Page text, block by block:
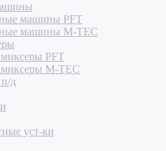
машины PFT
машины M-TEC
PFT
M-TEC
д
уст-ки